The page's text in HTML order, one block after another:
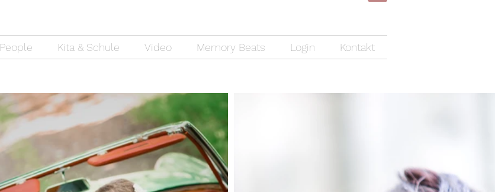
People Kita & Schule Video Memory Beats Login Kontakt